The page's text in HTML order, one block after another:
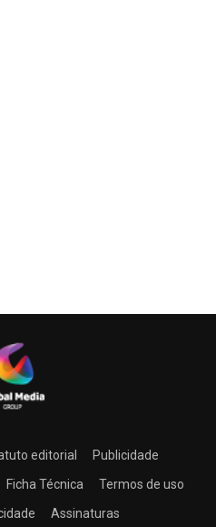
editorial
Publicidade
Ficha Técnica
Termos de uso
Assinaturas